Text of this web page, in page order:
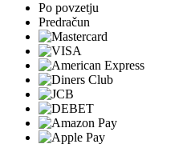
Po povzetju
Predračun